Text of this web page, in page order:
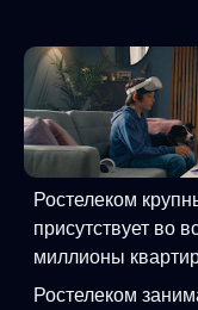
Ростелеком
присутствует во
миллионы
Ростелеком